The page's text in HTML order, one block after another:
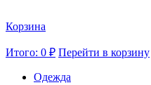
Корзина
Итого: 0 ₽ Перейти в корзину
Одежда